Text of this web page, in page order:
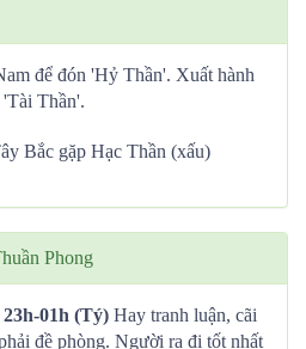
để đón 'Hỷ Thần'. Xuất hành
Thần'.
Bắc gặp Hạc Thần (xấu)
Phong
01h (Tý) Hay tranh luận, cãi
đề phòng. Người ra đi tốt nhất